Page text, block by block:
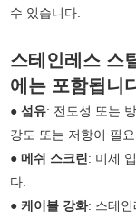
수 있습니다.
스테인레스 스
에는 포함됩니
● 섬유: 전도성 또는
강도 또는 저항이 필
●메쉬 스크린: 미세
다.
●케이블 강화: 스테